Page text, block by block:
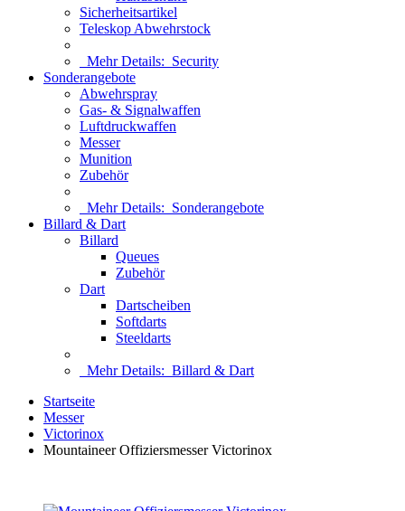
Sicherheitsartikel
Teleskop Abwehrstock
Mehr Details: Security
Sonderangebote
Abwehrspray
Gas- & Signalwaffen
Luftdruckwaffen
Messer
Munition
Zubehör
Mehr Details: Sonderangebote
Billard & Dart
Billard
Queues
Zubehör
Dart
Dartscheiben
Softdarts
Steeldarts
Mehr Details: Billard & Dart
Startseite
Messer
Victorinox
Mountaineer Offiziersmesser Victorinox